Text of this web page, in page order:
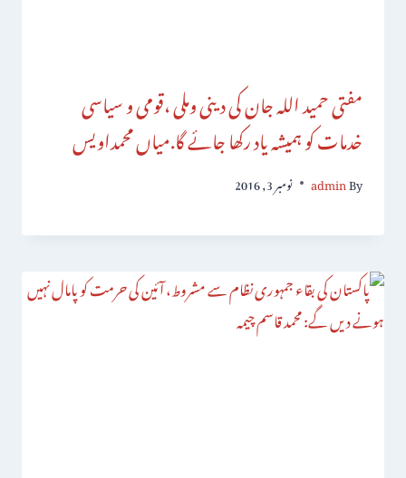
مفتی حمید اللہ جان کی دینی وملی ،قومی و سیاسی
خدمات کو ہمیشہ یاد رکھا جائے گا.میاں محمداویس
By
admin نومبر 3, 2016